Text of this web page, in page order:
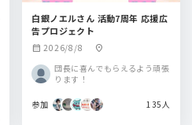
白銀ノエルさん 活動7周年 応援広
告プロジェクト
calendar_month 2026/8/8 location_on
団長に喜んでもらえるよう頑張
ります！
参加 135人